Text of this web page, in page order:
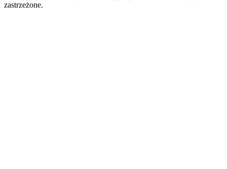
zastrzeżone.